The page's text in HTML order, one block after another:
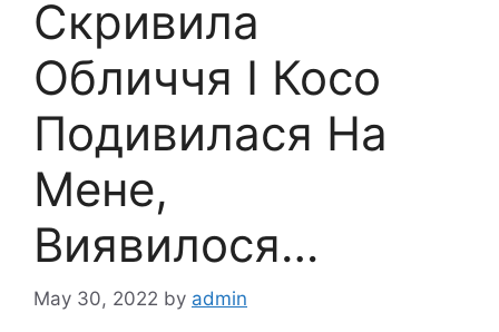
Скривила
Обличчя І Косо
Подивилася На
Мене,
Виявилося…
May 30, 2022 by admin